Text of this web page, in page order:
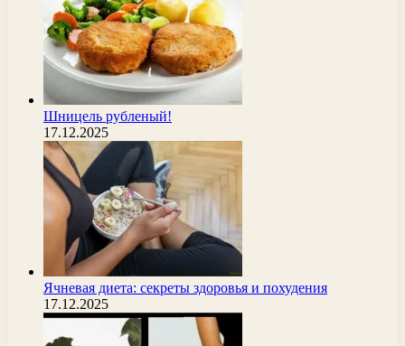
Шницель рубленый!
17.12.2025
Ячневая диета: секреты здоровья и похудения
17.12.2025